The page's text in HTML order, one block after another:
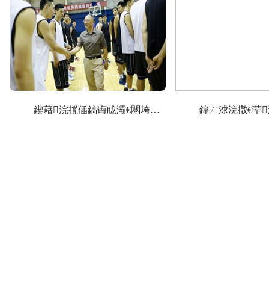
鍥藉浣撹偛鎬诲眬灞€闀垮垬楣忚鐪嬩腑鍥界敺...